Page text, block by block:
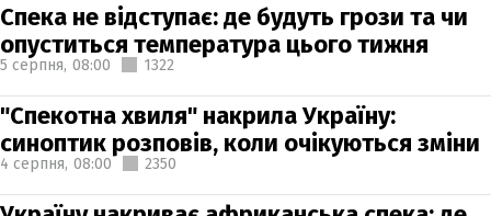
Спека не відступає: де будуть грози та чи
опуститься температура цього тижня
5 серпня, 08:00 1322
"Спекотна хвиля" накрила Україну:
синоптик розповів, коли очікуються зміни
4 серпня, 08:00 2350